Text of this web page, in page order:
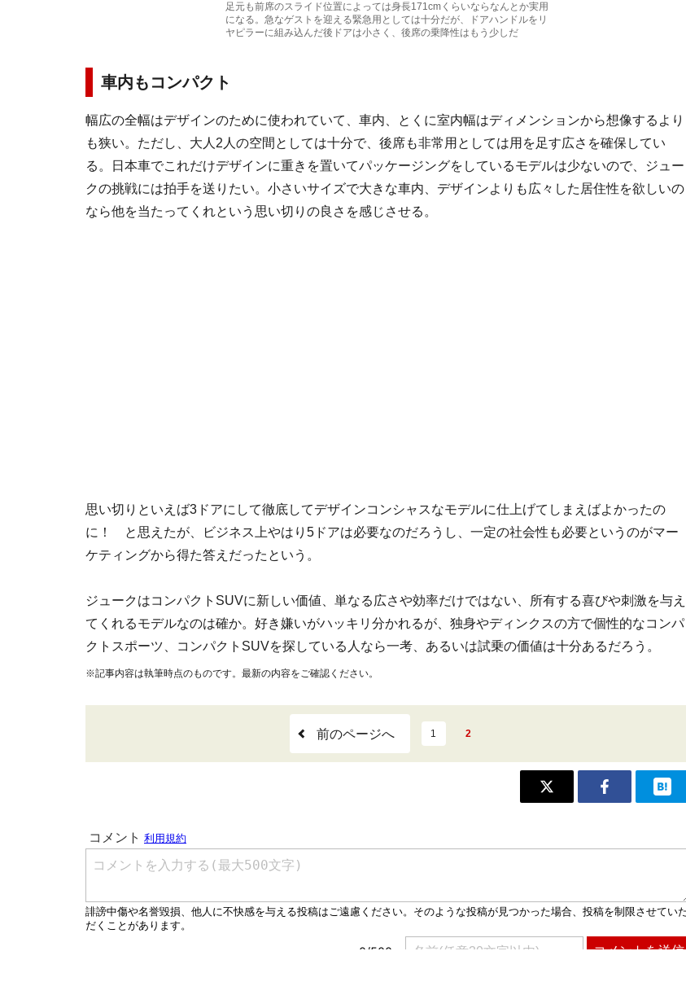
足元も前席のスライド位置によっては身長171cmくらいならなんとか実用
になる。急なゲストを迎える緊急用としては十分だが、ドアハンドルをリ
ヤピラーに組み込んだ後ドアは小さく、後席の乗降性はもう少しだ
車内もコンパクト
幅広の全幅はデザインのために使われていて、車内、とくに室内幅はディメンションから想像するより
も狭い。ただし、大人2人の空間としては十分で、後席も非常用としては用を足す広さを確保してい
る。日本車でこれだけデザインに重きを置いてパッケージングをしているモデルは少ないので、ジュー
クの挑戦には拍手を送りたい。小さいサイズで大きな車内、デザインよりも広々した居住性を欲しいの
なら他を当たってくれという思い切りの良さを感じさせる。
思い切りといえば3ドアにして徹底してデザインコンシャスなモデルに仕上げてしまえばよかったの
に！ と思えたが、ビジネス上やはり5ドアは必要なのだろうし、一定の社会性も必要というのがマー
ケティングから得た答えだったという。
ジュークはコンパクトSUVに新しい価値、単なる広さや効率だけではない、所有する喜びや刺激を与え
てくれるモデルなのは確か。好き嫌いがハッキリ分かれるが、独身やディンクスの方で個性的なコンパ
クトスポーツ、コンパクトSUVを探している人なら一考、あるいは試乗の価値は十分あるだろう。
※記事内容は執筆時点のものです。最新の内容をご確認ください。
前のページへ 1 2